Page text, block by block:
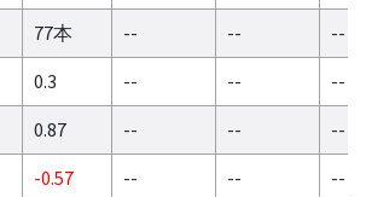
77本 -- --
--
0.3 -- --
--
0.87 -- --
--
-0.57 -- --
--